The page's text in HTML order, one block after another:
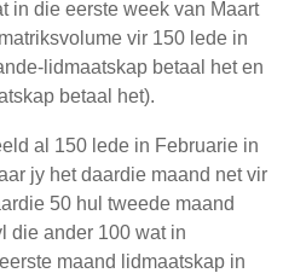
in die eerste week van Maart
vir 150 lede in
lidmaatskap betaal het en
betaal het).
al 150 lede in Februarie in
jy het daardie maand net vir
50 hul tweede maand
die ander 100 wat in
maand lidmaatskap in